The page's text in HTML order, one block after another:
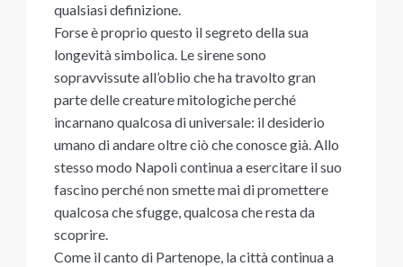
qualsiasi definizione.
Forse è proprio questo il segreto della sua
longevità simbolica. Le sirene sono
sopravvissute all’oblio che ha travolto gran
parte delle creature mitologiche perché
incarnano qualcosa di universale: il desiderio
umano di andare oltre ciò che conosce già. Allo
stesso modo Napoli continua a esercitare il suo
fascino perché non smette mai di promettere
qualcosa che sfugge, qualcosa che resta da
scoprire.
Come il canto di Partenope, la città continua a